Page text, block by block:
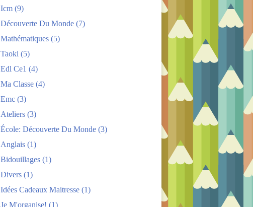
Icm (9)
Découverte Du Monde (7)
Mathématiques (5)
Taoki (5)
Edl Ce1 (4)
Ma Classe (4)
Emc (3)
Ateliers (3)
École: Découverte Du Monde (3)
Anglais (1)
Bidouillages (1)
Divers (1)
Idées Cadeaux Maitresse (1)
Je M'organise! (1)